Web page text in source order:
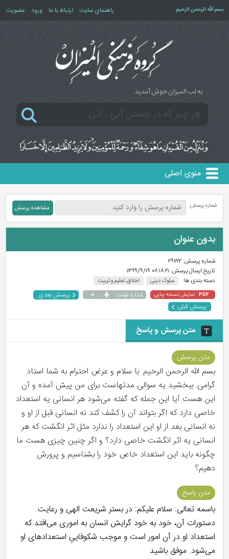
بسم الله الرحمن الرحیم راهنمای سایت ارتباط با ما ورود عضویت
به لب المیزان خوش آمدید.
منوی اصلی
شماره پرسش:
بدون عنوان
شماره پرسش:۲۹۷۲۲
تاریخ ارسال پرسش: ۰۸:۱۸:۲۱ ۱۳۹۹/۹/۱۹
دسته بندی ها:
سلوک دینی اخلاق، تعلیم و تربیت
PDF نمایش نسخه چاپی اندازه فونت: +
-
پرسش بعدی
پرسش قبلی
متن پرسش و پاسخ
متن پرسش
بسم الله الرحمن الرحیم. با سلام و عرض احترام به شما استاد
گرامی. ببخشید یه سوالی مدتهاست برای من پیش آمده و آن
این هست آیا این جمله که گفته می‌شود هر انسانی یه استعداد
خاصی دارد که اگر بتواند آن را کشف کند نه انسانی قبل از او و
نه انسانی بعد از او این استعداد را ندارد مثل اثر انگشت که هر
انسانی یه اثر انگشت خاصی دارد؟ و اگر چنین چیزی هست ما
چگونه باید این استعداد خاص خود را بشناسیم و پرورش
دهیم؟
متن پاسخ
باسمه تعالی: سلام علیکم: در بستر شریعت الهی و رعایت
دستورات آن، خود به خود گرایش انسان به اموری می‌افتد که
استعداد او در آن امور است و موجب شکوفاییِ استعدادهای او
می‌شود. موفق باشید